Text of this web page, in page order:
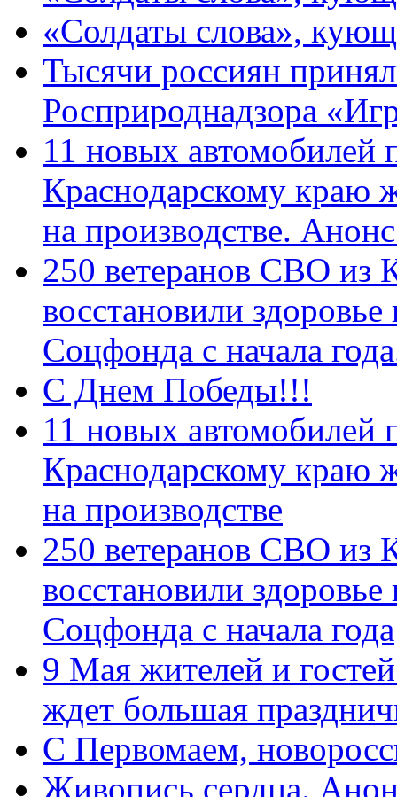
«Солдаты слова»,
Тысячи россиян
Росприроднадзора
11 новых автомобилей
Краснодарскому краю
на производстве.
250 ветеранов СВО из
восстановили
Соцфонда с начала
С Днем Победы!!!
11 новых автомобилей
Краснодарскому краю
на производстве
250 ветеранов СВО из
восстановили
Соцфонда с начала года
9 Мая жителей и
ждет большая
C Первомаем,
Живопись сердца.